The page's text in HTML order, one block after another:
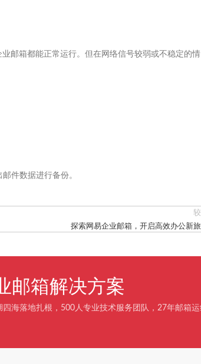
邮箱都能正常运行。但在网络信号较弱或不稳定的情
件数据进行备份。
探索网易企业邮箱，开启高效办公新
邮箱解决方案
海落地扎根，500人专业技术服务团队，27年邮箱